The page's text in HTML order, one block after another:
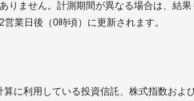
りません。計測期間が異なる場合は、結果
業日後（0時頃）に更新されます。
算に利用している投資信託、株式指数お